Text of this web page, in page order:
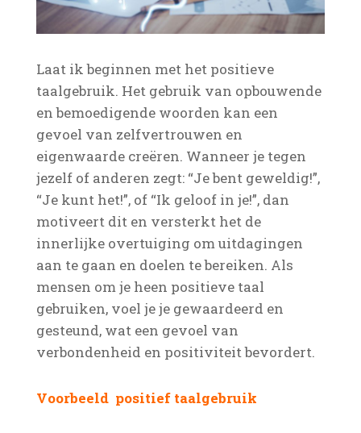
Laat ik beginnen met het positieve
taalgebruik. Het gebruik van opbouwende
en bemoedigende woorden kan een
gevoel van zelfvertrouwen en
eigenwaarde creëren. Wanneer je tegen
jezelf of anderen zegt: “Je bent geweldig!”,
“Je kunt het!”, of “Ik geloof in je!”, dan
motiveert dit en versterkt het de
innerlijke overtuiging om uitdagingen
aan te gaan en doelen te bereiken. Als
mensen om je heen positieve taal
gebruiken, voel je je gewaardeerd en
gesteund, wat een gevoel van
verbondenheid en positiviteit bevordert.
Voorbeeld positief taalgebruik